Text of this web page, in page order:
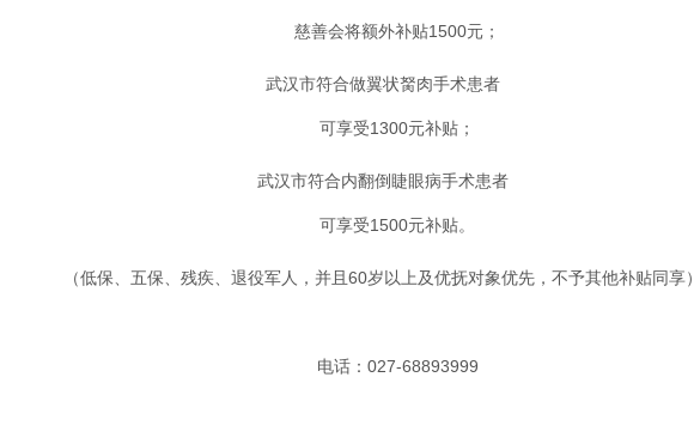
慈善会将额外补贴1500元；
武汉市符合做翼状胬肉手术患者
可享受1300元补贴；
武汉市符合内翻倒睫眼病手术患者
可享受1500元补贴。
（低保、五保、残疾、退役军人，并且60岁以上及优抚对象优先，不予其他补贴同享）
电话：027-68893999